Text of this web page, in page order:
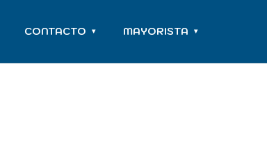
CONTACTO ▾ MAYORISTA ▾